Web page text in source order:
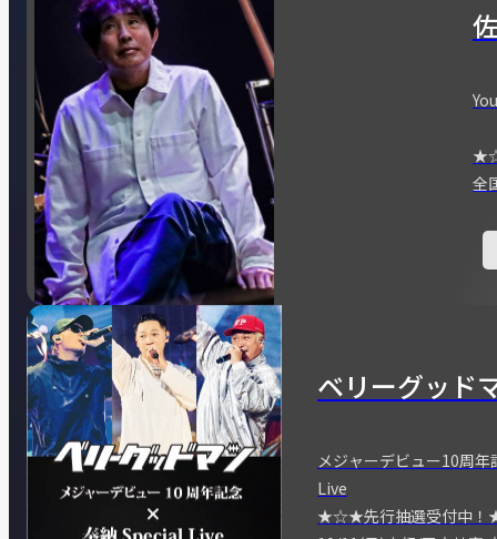
全
ベリーグッド
メジャーデビュー10周
Live
★☆★先行抽選受付中